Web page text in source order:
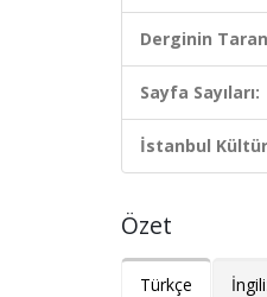
Derginin
Sayfa Sayıları:
İstanbul
Özet
Türkçe